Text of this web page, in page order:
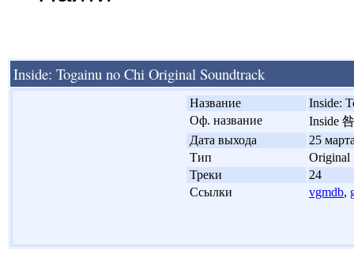
Inside: Togainu no Chi Original Soundtrack
Название
Inside:
Оф. название
Inside
Дата выхода
25
Тип
Original
Треки
24
Ссылки vgmdb,